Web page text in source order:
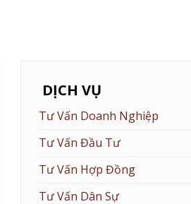
DỊCH VỤ
Tư Vấn Doanh Nghiệp
Tư Vấn Đầu Tư
Tư Vấn Hợp Đồng
Tư Vấn Dân Sự